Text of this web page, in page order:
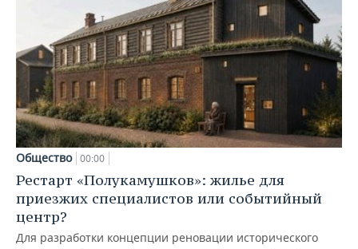
Общество 00:00
Рестарт «Полукамушков»: жилье для
приезжих специалистов или событийный
центр?
Для разработки концепции реновации исторического